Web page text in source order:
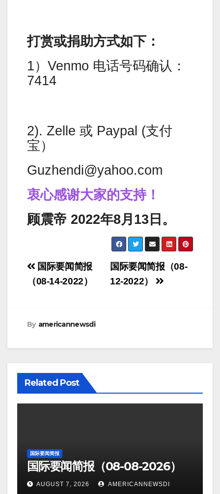
打赏或捐助方式如下：
1）Venmo 电话号码确认：
7414
2). Zelle 或 Paypal (支付
宝）
Guzhendi@yahoo.com
衷心感谢大家的支持！
顾震帝 2022年8月13日。
Post
navigation
国际要闻简报（08-
12-2022）
国际要闻简报
（08-14-2022）
By americannewsdi
Related Post
国际要闻简报
国际要闻简报（08-08-2026）
AUGUST 7, 2026 AMERICANNEWSDI